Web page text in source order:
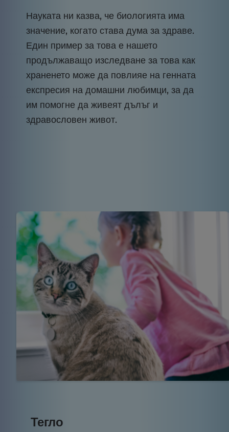
Науката ни казва, че биологията има
значение, когато става дума за здраве.
Един пример за това е нашето
продължаващо изследване за това как
храненето може да повлияе на генната
експресия на домашни любимци, за да
им помогне да живеят дълъг и
здравословен живот.
Тегло